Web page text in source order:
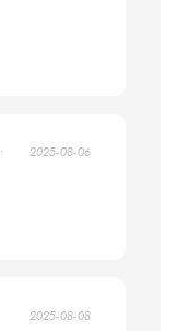
2025-08-06
2025-08-08